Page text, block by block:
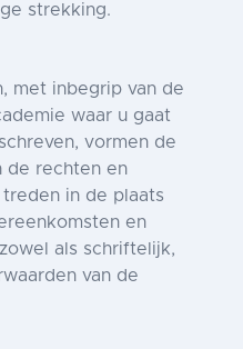
strekking.
met inbegrip van de
waar u gaat
vormen de
de rechten en
in de plaats
en
als schriftelijk,
van de